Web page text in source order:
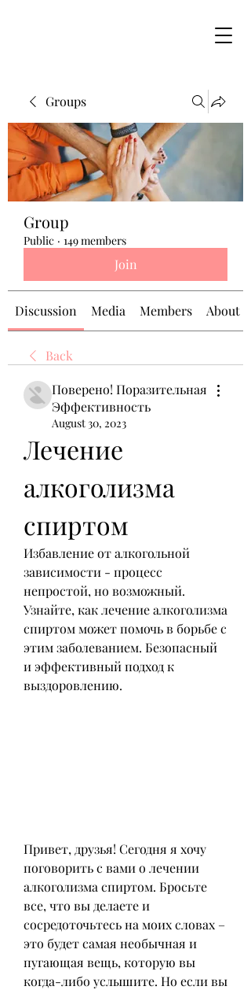
Groups
Group
Public · 149 members
Join
Discussion Media Members About
Back
Поверено! Поразительная
Эффективность
August 30, 2023
Лечение
алкоголизма
спиртом
Избавление от алкогольной
зависимости - процесс
непростой, но возможный.
Узнайте, как лечение алкоголизма
спиртом может помочь в борьбе с
этим заболеванием. Безопасный
и эффективный подход к
выздоровлению.
Привет, друзья! Сегодня я хочу
поговорить с вами о лечении
алкоголизма спиртом. Бросьте
все, что вы делаете и
сосредоточьтесь на моих словах –
это будет самая необычная и
пугающая вещь, которую вы
когда-либо услышите. Но если вы